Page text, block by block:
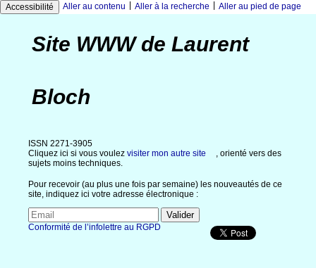
Accessibilité Aller au contenu Aller à la recherche Aller au pied de page
Site WWW de Laurent
Bloch
ISSN 2271-3905
Cliquez ici si vous voulez visiter mon autre site
, orienté vers des
sujets moins techniques.
Pour recevoir (au plus une fois par semaine) les nouveautés de ce
site, indiquez ici votre adresse électronique :
Conformité de l’infolettre au RGPD